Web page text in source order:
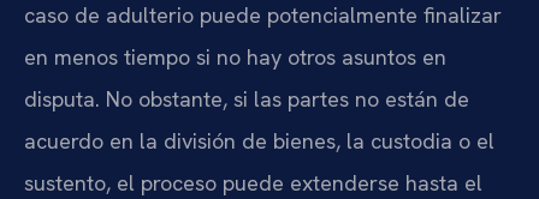
caso de adulterio puede potencialmente finalizar
en menos tiempo si no hay otros asuntos en
disputa. No obstante, si las partes no están de
acuerdo en la división de bienes, la custodia o el
sustento, el proceso puede extenderse hasta el